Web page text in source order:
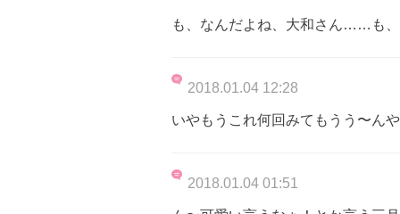
も、なんだよね、大和さん……も
2018.01.04 12:28
いやもうこれ何回みてもうう〜ん
2018.01.04 01:51